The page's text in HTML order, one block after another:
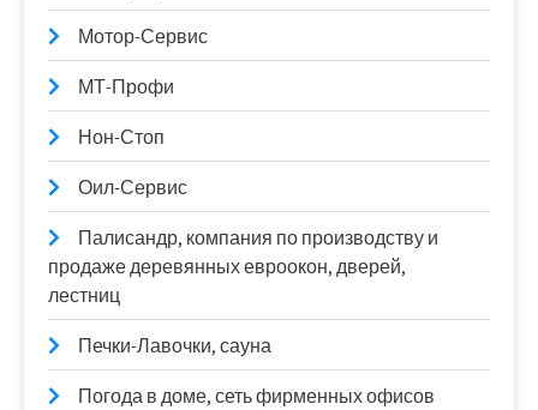
Мотор-Сервис
МТ-Профи
Нон-Стоп
Оил-Сервис
Палисандр, компания по производству и
продаже деревянных евроокон, дверей,
лестниц
Печки-Лавочки, сауна
Погода в доме, сеть фирменных офисов